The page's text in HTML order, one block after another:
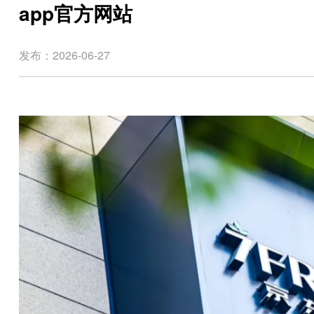
app官方网站
发布：2026-06-27